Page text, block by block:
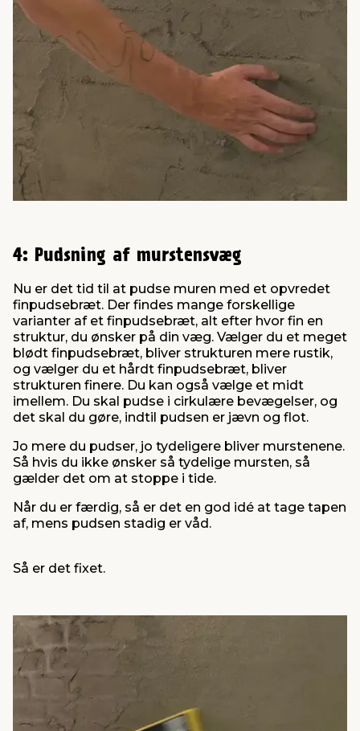
4: Pudsning af murstensvæg
Nu er det tid til at pudse muren med et opvredet
finpudsebræt. Der findes mange forskellige
varianter af et finpudsebræt, alt efter hvor fin en
struktur, du ønsker på din væg. Vælger du et meget
blødt finpudsebræt, bliver strukturen mere rustik,
og vælger du et hårdt finpudsebræt, bliver
strukturen finere. Du kan også vælge et midt
imellem. Du skal pudse i cirkulære bevægelser, og
det skal du gøre, indtil pudsen er jævn og flot.
Jo mere du pudser, jo tydeligere bliver murstenene.
Så hvis du ikke ønsker så tydelige mursten, så
gælder det om at stoppe i tide.
Når du er færdig, så er det en god idé at tage tapen
af, mens pudsen stadig er våd.
Så er det fixet.